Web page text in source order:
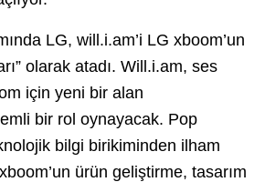
LG, will.i.am’i LG xboom’un
olarak atadı. Will.i.am, ses
için yeni bir alan
bir rol oynayacak. Pop
bilgi birikiminden ilham
ürün geliştirme, tasarım